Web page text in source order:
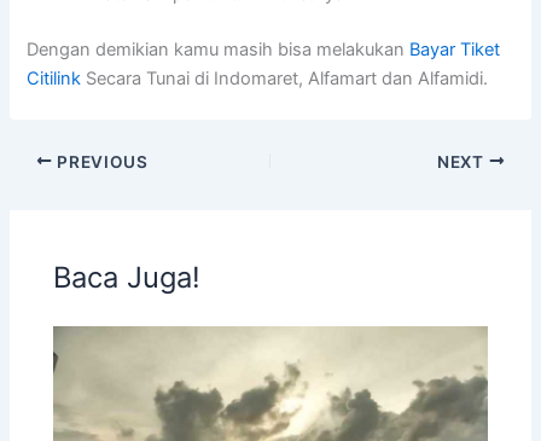
Dengan demikian kamu masih bisa melakukan Bayar Tiket
Citilink Secara Tunai di Indomaret, Alfamart dan Alfamidi.
PREVIOUS NEXT
Baca Juga!